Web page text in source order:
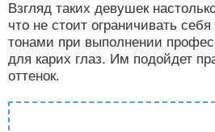
Взгляд таких девушек
что не стоит ограничивать
тонами при выполнении
для карих глаз. Им подойдет
оттенок.